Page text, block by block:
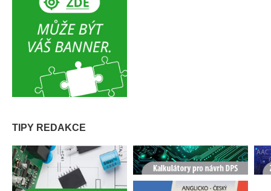
TIPY REDAKCE